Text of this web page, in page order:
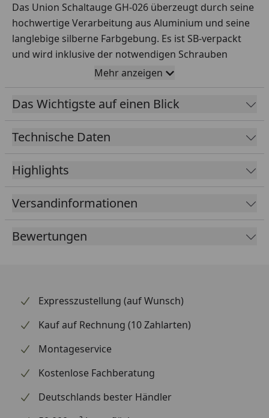
Das Union Schaltauge GH-026 überzeugt durch seine
hochwertige Verarbeitung aus Aluminium und seine
langlebige silberne Farbgebung. Es ist SB-verpackt
und wird inklusive der notwendigen Schrauben
Einfacher Austausch
Mit der 1-Loch-Außenbefestigung ist der Austausch
Mehr anzeigen
Das Wichtigste auf einen Blick
Technische Daten
Highlights
Versandinformationen
Bewertungen
Expresszustellung (auf Wunsch)
Kauf auf Rechnung (10 Zahlarten)
Montageservice
Kostenlose Fachberatung
Deutschlands bester Händler